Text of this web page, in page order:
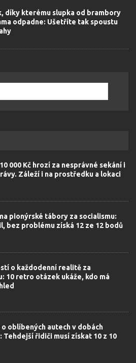
díky kterému slupka od brambory
odpadne: Ušetříte tak spoustu
000 Kč hrozí za nesprávné sekání i
Záleží i na prostředku a lokaci
pionýrské tábory za socialismu:
bez problému získá 12 ze 12 bodů
o každodenní realitě za
10 retro otázek ukáže, kdo má
oblíbených autech v dobách
Tehdejší řidiči musí získat 10 z 10